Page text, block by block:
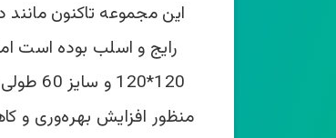
این مجموعه تاکنون
رایج و اسلب بوده است
منظور افزایش بهره‌­وری و